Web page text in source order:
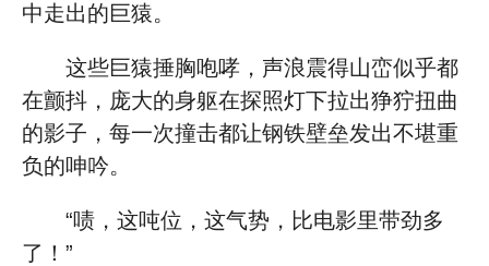
中走出的巨猿。
这些巨猿捶胸咆哮，声浪震得山峦似乎都
在颤抖，庞大的身躯在探照灯下拉出狰狞扭曲
的影子，每一次撞击都让钢铁壁垒发出不堪重
负的呻吟。
“啧，这吨位，这气势，比电影里带劲多
了！”